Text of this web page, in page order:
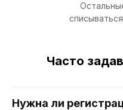
Часто
Нужна ли